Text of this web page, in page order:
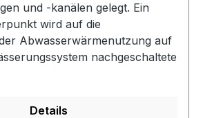
und -kanälen gelegt. Ein
wird auf die
Abwasserwärmenutzung auf
nachgeschaltete
Details